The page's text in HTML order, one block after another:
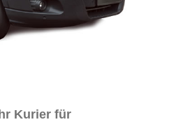
Kurier für